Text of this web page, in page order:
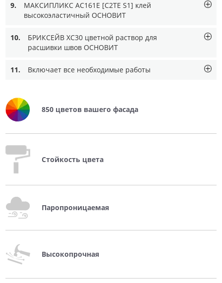
9.
МАКСИПЛИКС AC161Е [C2TE S1] клей
высокоэластичный ОСНОВИТ
10.
БРИКСЕЙВ XC30 цветной раствор для
расшивки швов ОСНОВИТ
11. Включает все необходимые работы
850 цветов вашего фасада
Стойкость цвета
Паропроницаемая
Высокопрочная